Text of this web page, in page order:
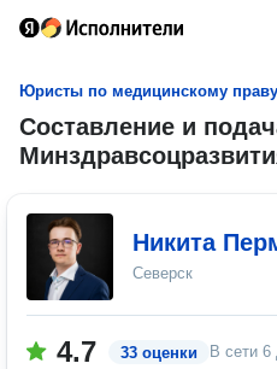
Юристы по медицинскому праву
Составление и
Никита
Северск
4.7 33 оценки В сети 6